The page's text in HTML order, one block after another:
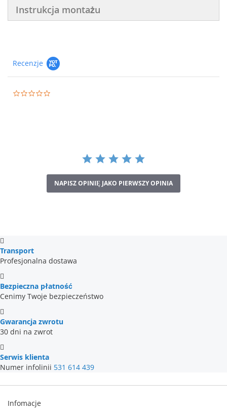
Instrukcja montażu
Recenzje
NAPISZ OPINIĘ JAKO PIERWSZY OPINIA
Transport
Profesjonalna dostawa
Bezpieczna płatność
Cenimy Twoje bezpieczeństwo
Gwarancja zwrotu
30 dni na zwrot
Serwis klienta
Numer infolinii 531 614 439
Infomacje